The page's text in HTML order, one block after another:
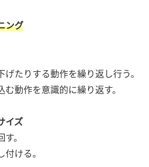
ング
げたりする動作を繰り返し行う。
む動作を意識的に繰り返す。
イズ
。
付ける。